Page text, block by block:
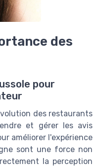
des
pour
des restaurants
et gérer les avis
améliorer l'expérience
sont une force non
la perception